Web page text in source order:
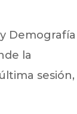
Demografía
la
sesión,